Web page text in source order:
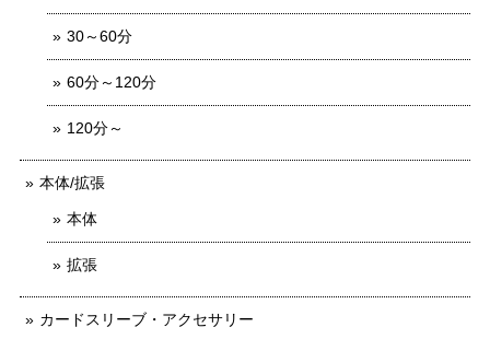
30～60分
60分～120分
120分～
本体/拡張
本体
拡張
カードスリーブ・アクセサリー